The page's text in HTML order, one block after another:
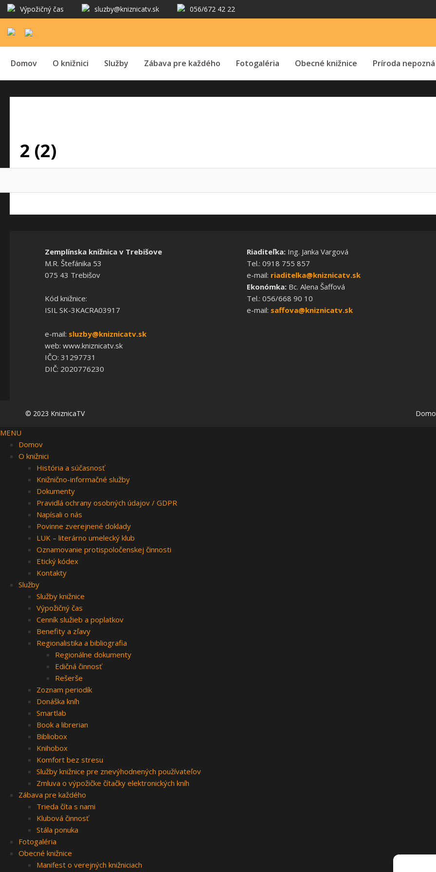
Výpožičný čas sluzby@kniznicatv.sk 056/672 42 22
Domov O knižnici Služby Zábava pre každého Fotogaléria Obecné knižnice Príroda
2 (2)
Zemplínska knižnica v Trebišove
M.R. Štefánika 53
075 43 Trebišov
Kód knižnice:
ISIL SK-3KACRA03917
e-mail: sluzby@kniznicatv.sk
web: www.kniznicatv.sk
IČO: 31297731
DIČ: 2020776230
Riaditeľka:Ing. Janka Vargová
Tel.: 0918 755 857
e-mail: riaditelka@kniznicatv.sk
Ekonómka:Bc. Alena Šaffová
Tel.: 056/668 90 10
e-mail: saffova@kniznicatv.sk
© 2023 KniznicaTV
MENU
Domov
O knižnici
História a súčasnosť
Knižnično-informačné služby
Dokumenty
Pravidlá ochrany osobných údajov / GDPR
Napísali o nás
Povinne zverejnené doklady
LUK – literárno umelecký klub
Oznamovanie protispoločenskej činnosti
Etický kódex
Kontakty
Služby
Služby knižnice
Výpožičný čas
Cenník služieb a poplatkov
Benefity a zľavy
Regionalistika a bibliografia
Regionálne dokumenty
Edičná činnosť
Rešerše
Zoznam periodík
Donáška kníh
Smartlab
Book a librerian
Bibliobox
Knihobox
Komfort bez stresu
Služby knižnice pre znevýhodnených používateľov
Zmluva o výpožičke čítačky elektronických kníh
Zábava pre každého
Trieda číta s nami
Klubová činnosť
Stála ponuka
Fotogaléria
Obecné knižnice
Manifest o verejných knižniciach